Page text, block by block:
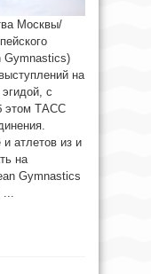
Москвы/
Gymnastics)
на
с
этом ТАСС
атлетов из и
на
Gymnastics
...